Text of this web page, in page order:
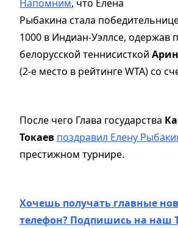
Напомним, что Елена
Рыбакина стала
1000 в Индиан-Уэллсе, одержав
белорусской теннисисткой
(2-е место в рейтинге WTA) со
После чего Глава государства
Токаев поздравил Елену
престижном турнире.
Хочешь получать главные
телефон? Подпишись на наш